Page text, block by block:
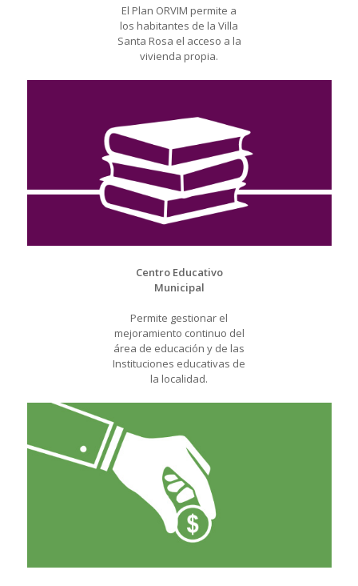
El Plan ORVIM permite a
los habitantes de la Villa
Santa Rosa el acceso a la
vivienda propia.
Centro Educativo
Municipal
Permite gestionar el
mejoramiento continuo del
área de educación y de las
Instituciones educativas de
la localidad.